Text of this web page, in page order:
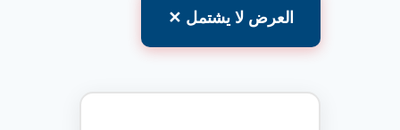
العرض لا يشتمل ✕